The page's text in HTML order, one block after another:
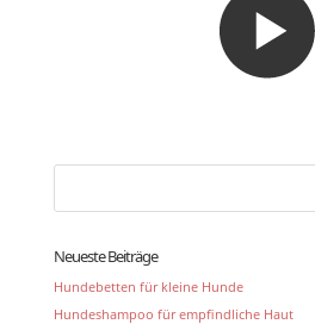
Neueste Beiträge
Hundebetten für kleine Hunde
Hundeshampoo für empfindliche Haut